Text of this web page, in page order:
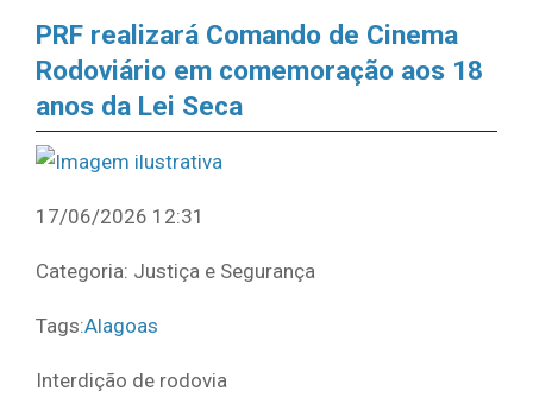
PRF realizará Comando de Cinema
Rodoviário em comemoração aos 18
anos da Lei Seca
17/06/2026 12:31
Categoria: Justiça e Segurança
Tags:Alagoas
Interdição de rodovia